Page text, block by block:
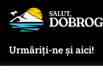
Urmăriți-ne și aici!